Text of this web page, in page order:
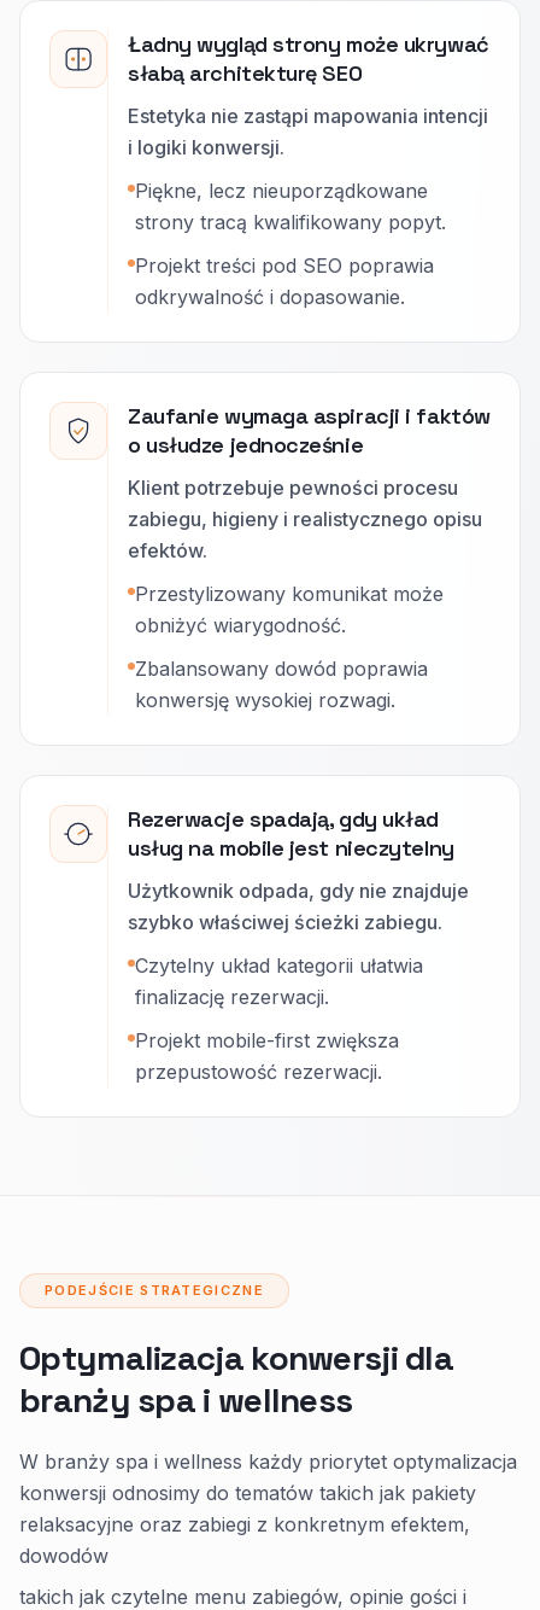
Ładny wygląd strony może ukrywać
słabą architekturę SEO
Estetyka nie zastąpi mapowania intencji
i logiki konwersji.
Piękne, lecz nieuporządkowane
strony tracą kwalifikowany popyt.
Projekt treści pod SEO poprawia
odkrywalność i dopasowanie.
Zaufanie wymaga aspiracji i faktów
o usłudze jednocześnie
Klient potrzebuje pewności procesu
zabiegu, higieny i realistycznego opisu
efektów.
Przestylizowany komunikat może
obniżyć wiarygodność.
Zbalansowany dowód poprawia
konwersję wysokiej rozwagi.
Rezerwacje spadają, gdy układ
usług na mobile jest nieczytelny
Użytkownik odpada, gdy nie znajduje
szybko właściwej ścieżki zabiegu.
Czytelny układ kategorii ułatwia
finalizację rezerwacji.
Projekt mobile-first zwiększa
przepustowość rezerwacji.
PODEJŚCIE STRATEGICZNE
Optymalizacja konwersji dla
branży spa i wellness
W branży spa i wellness każdy priorytet optymalizacja
konwersji odnosimy do tematów takich jak pakiety
relaksacyjne oraz zabiegi z konkretnym efektem,
dowodów
takich jak czytelne menu zabiegów, opinie gości i